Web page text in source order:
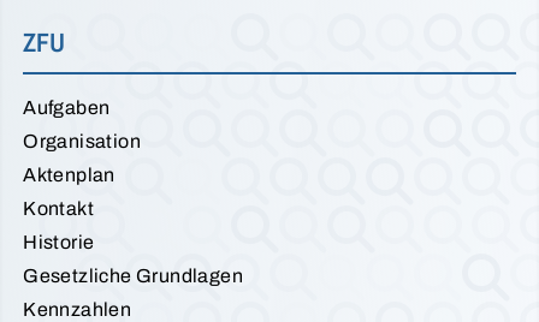
ZFU
Aufgaben
Organisation
Aktenplan
Kontakt
Historie
Gesetzliche Grundlagen
Kennzahlen